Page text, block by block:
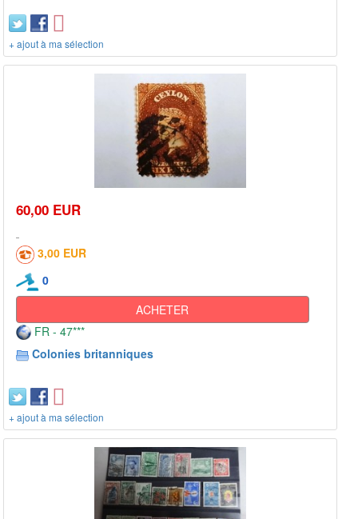
+ ajout à ma sélection
60,00 EUR
3,00 EUR
0
ACHETER
FR - 47***
Colonies britanniques
+ ajout à ma sélection